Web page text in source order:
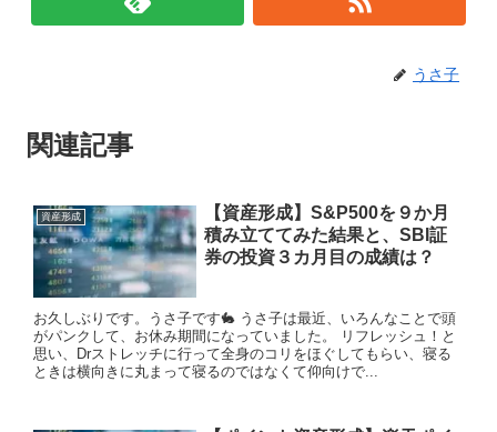
うさ子
関連記事
資産形成
【資産形成】S&P500を９か月
積み立ててみた結果と、SBI証
券の投資３カ月目の成績は？
お久しぶりです。うさ子です🐇 うさ子は最近、いろんなことで頭
がパンクして、お休み期間になっていました。 リフレッシュ！と
思い、Drストレッチに行って全身のコリをほぐしてもらい、寝る
ときは横向きに丸まって寝るのではなくて仰向けで...